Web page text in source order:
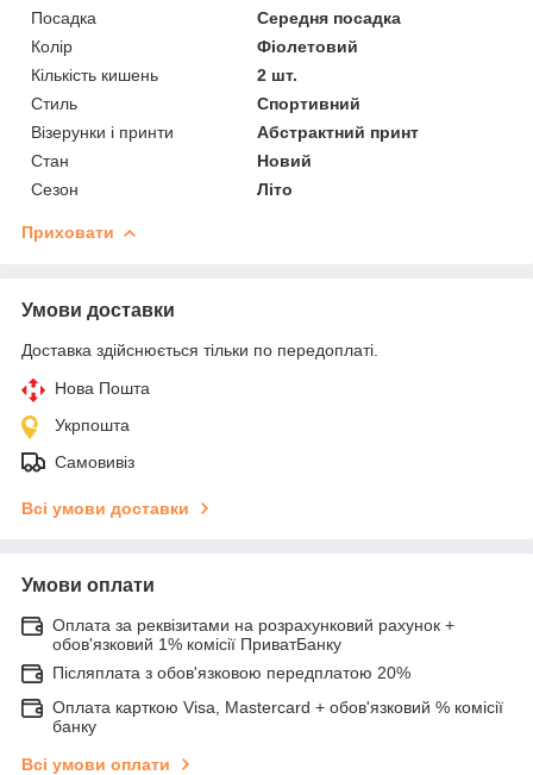
Посадка
Середня посадка
Колір
Фіолетовий
Кількість кишень
2 шт.
Стиль
Спортивний
Візерунки і принти
Абстрактний принт
Стан
Новий
Сезон
Літо
Приховати
Умови доставки
Доставка здійснюється тільки по передоплаті.
Нова Пошта
Укрпошта
Самовивіз
Всі умови доставки
Умови оплати
Оплата за реквізитами на розрахунковий рахунок +
обов'язковий 1% комісії ПриватБанку
Післяплата з обов'язковою передплатою 20%
Оплата карткою Visa, Mastercard + обов'язковий % комісії
банку
Всі умови оплати